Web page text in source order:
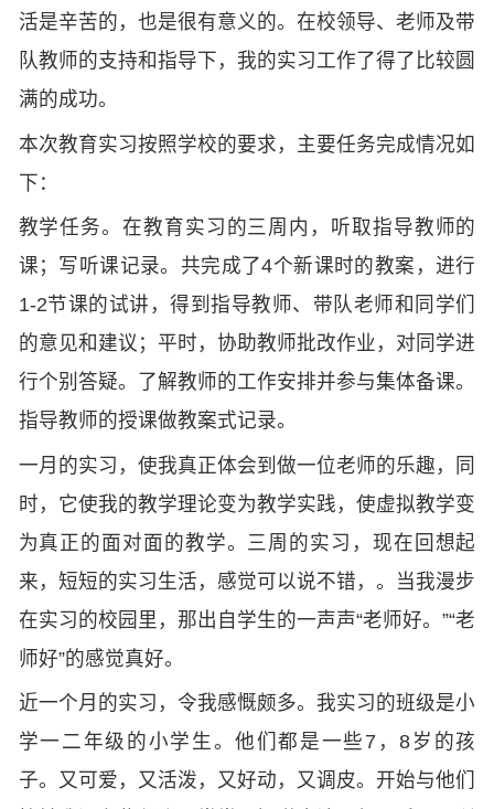
活是辛苦的，也是很有意义的。在校领导、老师及带
队教师的支持和指导下，我的实习工作了得了比较圆
满的成功。
本次教育实习按照学校的要求，主要任务完成情况如
下：
教学任务。在教育实习的三周内，听取指导教师的
课；写听课记录。共完成了4个新课时的教案，进行
1-2节课的试讲，得到指导教师、带队老师和同学们
的意见和建议；平时，协助教师批改作业，对同学进
行个别答疑。了解教师的工作安排并参与集体备课。
指导教师的授课做教案式记录。
一月的实习，使我真正体会到做一位老师的乐趣，同
时，它使我的教学理论变为教学实践，使虚拟教学变
为真正的面对面的教学。三周的实习，现在回想起
来，短短的实习生活，感觉可以说不错，。当我漫步
在实习的校园里，那出自学生的一声声“老师好。”“老
师好”的感觉真好。
近一个月的实习，令我感慨颇多。我实习的班级是小
学一二年级的小学生。他们都是一些7，8岁的孩
子。又可爱，又活泼，又好动，又调皮。开始与他们